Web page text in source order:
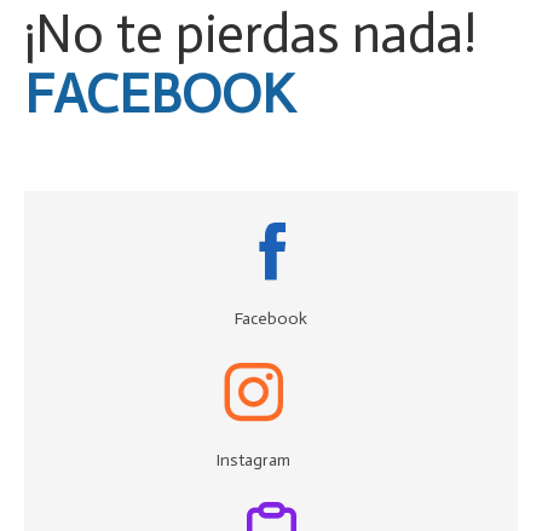
¡No te pierdas nada!
FACEBOOK
Facebook
Instagram